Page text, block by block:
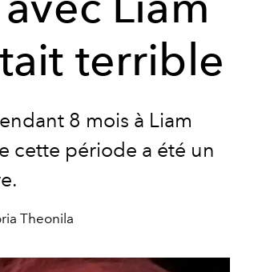
terrible
8 mois à Liam
cette période a été un
Theonila